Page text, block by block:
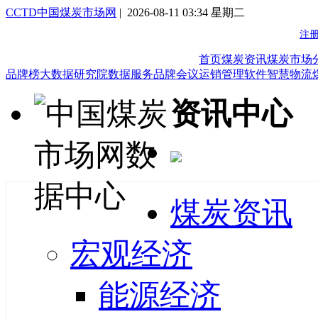
CCTD中国煤炭市场网 | 2026-08-11 03:34 星期二
首页煤炭资讯煤炭市场
品牌榜大数据研究院数据服务品牌会议运销管理软件智慧物流
资讯中心
煤炭资讯
宏观经济
能源经济